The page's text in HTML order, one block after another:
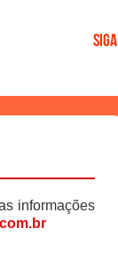
SIGA
informações